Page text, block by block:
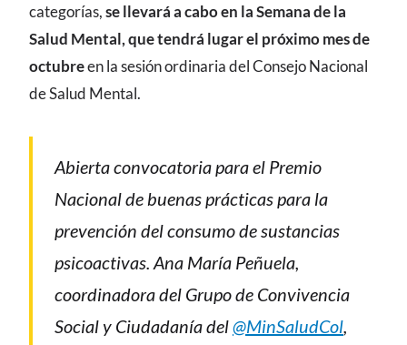
categorías,se llevará a cabo en la Semana de la
Salud Mental, que tendrá lugar el próximo mes de
octubreen la sesión ordinaria del Consejo Nacional
de Salud Mental.
Abierta convocatoria para el Premio
Nacional de buenas prácticas para la
prevención del consumo de sustancias
psicoactivas. Ana María Peñuela,
coordinadora del Grupo de Convivencia
Social y Ciudadanía del@MinSaludCol